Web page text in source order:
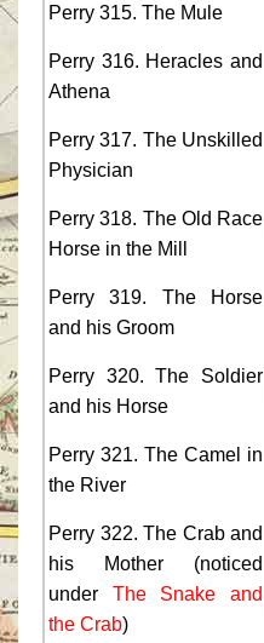
Perry 315. The Mule
Perry 316. Heracles and
Athena
Perry 317. The Unskilled
Physician
Perry 318. The Old Race
Horse in the Mill
Perry 319. The Horse
and his Groom
Perry 320. The Soldier
and his Horse
Perry 321. The Camel in
the River
Perry 322. The Crab and
his Mother (noticed
under The Snake and
the Crab)